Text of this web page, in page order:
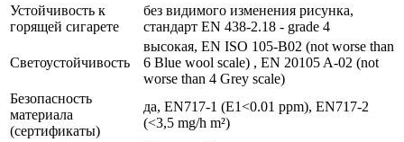
Устойчивость к
горящей сигарете
без видимого изменения рисунка,
стандарт EN 438-2.18 - grade 4
Светоустойчивость
высокая, EN ISO 105-B02 (not worse than
6 Blue wool scale) , EN 20105 A-02 (not
worse than 4 Grey scale)
Безопасность
материала
(сертификаты)
да, EN717-1 (E1<0.01 ppm), EN717-2
(<3,5 mg/h m²)